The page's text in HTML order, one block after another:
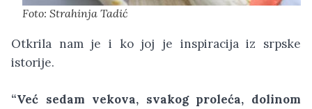
Foto: Strahinja Tadić
Otkrila nam je i ko joj je inspiracija iz srpske
istorije.
“Već sedam vekova, svakog proleća, dolinom